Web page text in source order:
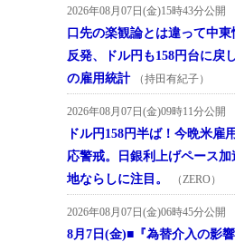
2026年08月07日(金)15時43分公開
口先の楽観論とは違って中
反発、ドル円も158円台に戻
の雇用統計
（持田有紀子）
2026年08月07日(金)09時11分公開
ドル円158円半ば！今晩米
応警戒。日銀利上げペース
地ならしに注目。
（ZERO）
2026年08月07日(金)06時45分公開
8月7日(金)■『為替介入の影